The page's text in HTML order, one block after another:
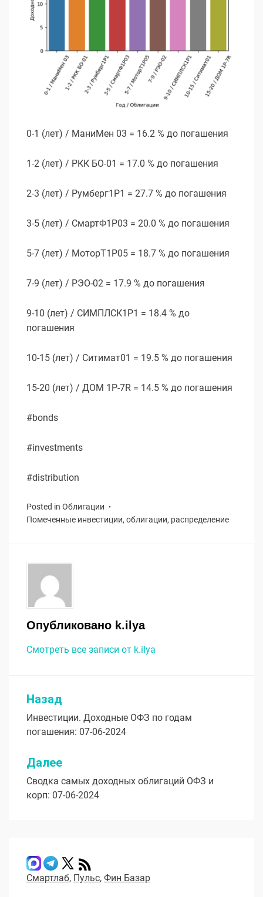
0-1 (лет) / МаниМен 03 = 16.2 % до погашения
1-2 (лет) / РКК БО-01 = 17.0 % до погашения
2-3 (лет) / Румберг1P1 = 27.7 % до погашения
3-5 (лет) / СмартФ1Р03 = 20.0 % до погашения
5-7 (лет) / МоторТ1Р05 = 18.7 % до погашения
7-9 (лет) / РЭО-02 = 17.9 % до погашения
9-10 (лет) / СИМПЛСК1Р1 = 18.4 % до
погашения
10-15 (лет) / Ситимат01 = 19.5 % до погашения
15-20 (лет) / ДОМ 1P-7R = 14.5 % до погашения
#bonds
#investments
#distribution
Posted in Облигации
Помеченные инвестиции, облигации, распределение
Опубликовано k.ilya
Смотреть все записи от k.ilya
Навигация
по
записям
Назад
Инвестиции. Доходные ОФЗ по годам
погашения: 07-06-2024
Далее
Сводка самых доходных облигаций ОФЗ и
корп: 07-06-2024
Смартлаб, Пульс, Фин Базар